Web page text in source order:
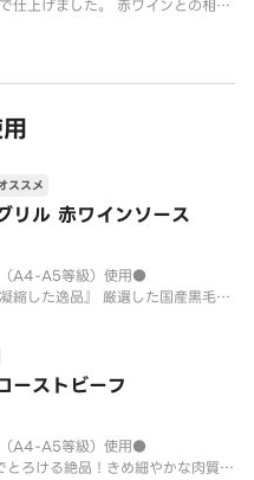
仕上げました。 赤ワインとの相性
リル 赤ワインソース
ススメ
A4-A5等級）使用●
縮した逸品』 厳選した国産黒毛和
りが、お肉の旨みを一層引き立て
柔らかな肉質と濃厚な旨味を存分
程よい火加減で
ーストビーフ
A4-A5等級）使用●
ろける絶品！きめ細やかな肉質と